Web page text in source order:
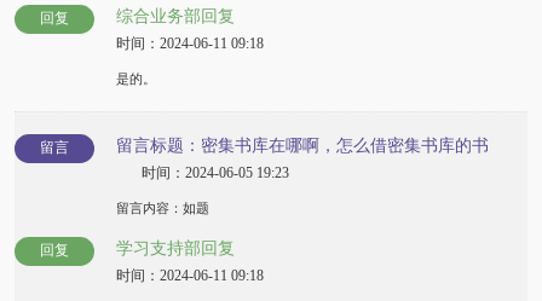
回复 综合业务部回复
时间：2024-06-11 09:18
是的。
留言 留言标题：密集书库在哪啊，怎么借密集书库的书
时间：2024-06-05 19:23
留言内容：如题
回复 学习支持部回复
时间：2024-06-11 09:18